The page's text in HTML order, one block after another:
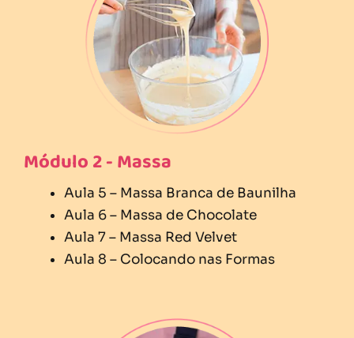
Módulo 2 - Massa
Aula 5 – Massa Branca de Baunilha
Aula 6 – Massa de Chocolate
Aula 7 – Massa Red Velvet
Aula 8 – Colocando nas Formas